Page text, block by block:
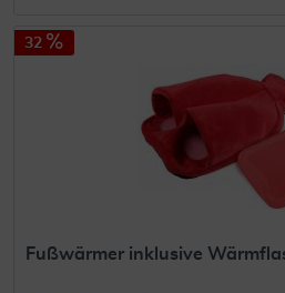
32
Fußwärmer inklusive